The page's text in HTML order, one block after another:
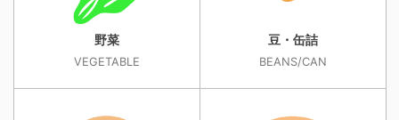
野菜
VEGETABLE
豆・缶詰
BEANS/CAN